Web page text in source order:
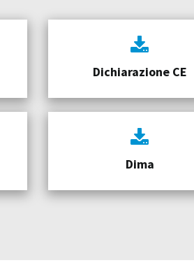
Dichiarazione CE
Dima